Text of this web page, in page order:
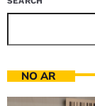
NO AR